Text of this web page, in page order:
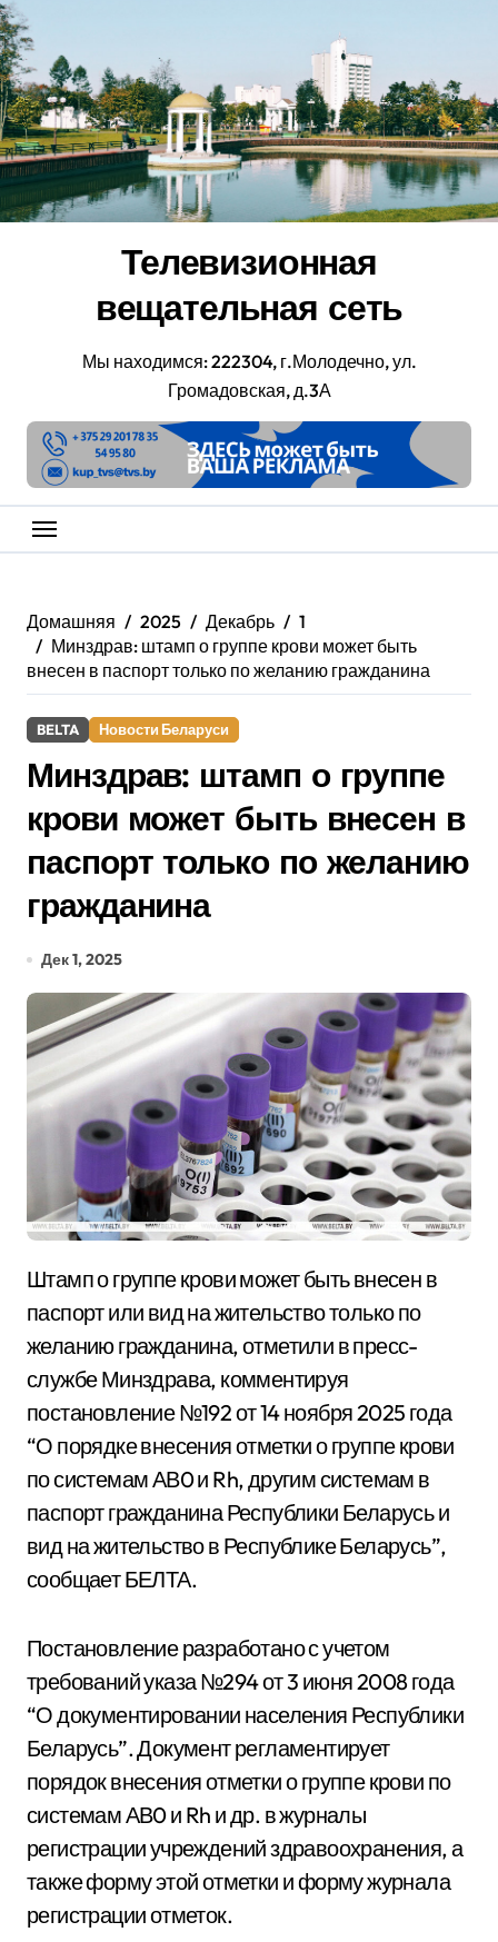
Перейти
к
содержанию
Телевизионная
вещательная сеть
Мы находимся: 222304, г.Молодечно, ул.
Громадовская, д.3А
Домашняя 2025 Декабрь
1
Минздрав: штамп о группе крови может быть
внесен в паспорт только по желанию гражданина
BELTA Новости Беларуси
Минздрав: штамп о группе
крови может быть внесен в
паспорт только по желанию
гражданина
Дек 1, 2025
Штамп о группе крови может быть внесен в
паспорт или вид на жительство только по
желанию гражданина, отметили в пресс-
службе Минздрава, комментируя
постановление №192 от 14 ноября 2025 года
“О порядке внесения отметки о группе крови
по системам АВ0 и Rh, другим системам в
паспорт гражданина Республики Беларусь и
вид на жительство в Республике Беларусь”,
сообщает БЕЛТА.
Постановление разработано с учетом
требований указа №294 от 3 июня 2008 года
“О документировании населения Республики
Беларусь”. Документ регламентирует
порядок внесения отметки о группе крови по
системам АВ0 и Rh и др. в журналы
регистрации учреждений здравоохранения, а
также форму этой отметки и форму журнала
регистрации отметок.